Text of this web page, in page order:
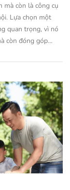
mà còn là công cụ
Lựa chọn một
quan trọng, vì nó
còn đóng góp…